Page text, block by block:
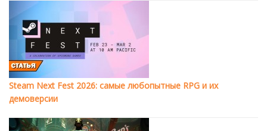
Steam Next Fest 2026: самые любопытные RPG и их
демоверсии